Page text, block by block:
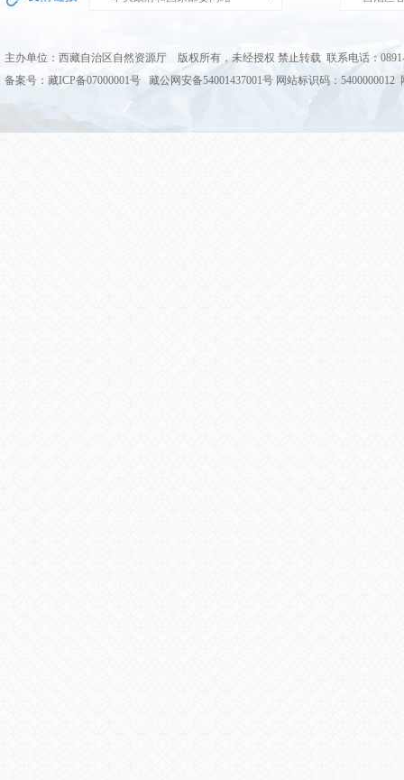
主办单位：西藏自治区自然资源厅 版权所有，未经授权 禁止转载 联系电话：
备案号：藏ICP备07000001号 藏公网安备54001437001号 网站标识码：5400000012